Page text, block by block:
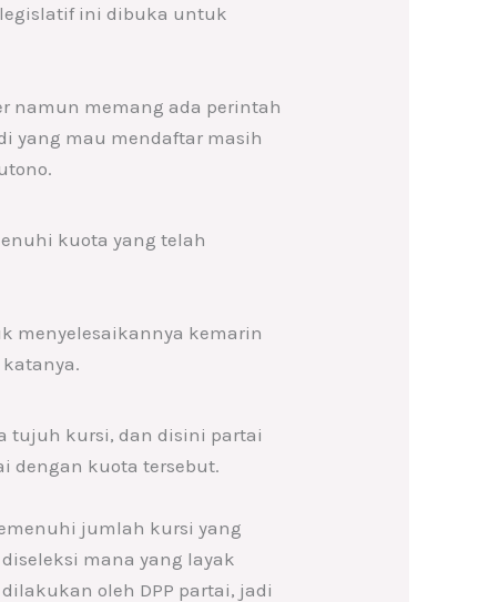
legislatif ini dibuka untuk
namun memang ada perintah
yang mau mendaftar masih
kuota yang telah
menyelesaikannya kemarin
tujuh kursi, dan disini partai
dengan kuota tersebut.
jumlah kursi yang
mana yang layak
oleh DPP partai, jadi